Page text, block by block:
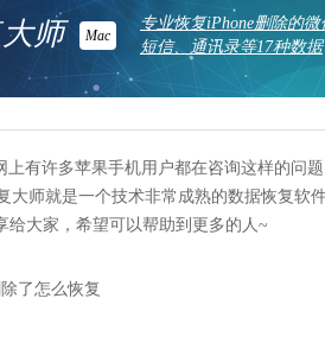
师 Mac
专业恢复iPhone删除的微
短信、通讯录等17种数据
上有许多苹果手机用户都在咨询这样的问
师就是一个技术非常成熟的数据恢复软
给大家，希望可以帮助到更多的人~